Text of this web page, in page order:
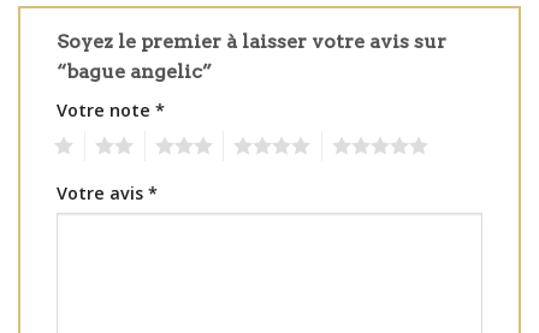
Soyez le premier à laisser votre avis sur
“bague angelic”
Votre note *
Votre avis *